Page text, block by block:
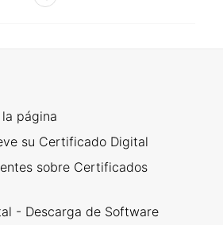
página
su Certificado Digital
sobre Certificados
- Descarga de Software